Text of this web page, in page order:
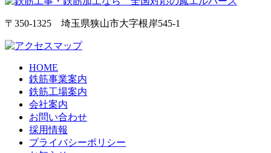
〒350-1325 埼玉県狭山市大字根岸545-1
HOME
鉄筋事業案内
鉄筋工場案内
会社案内
お問い合わせ
採用情報
プライバシーポリシー